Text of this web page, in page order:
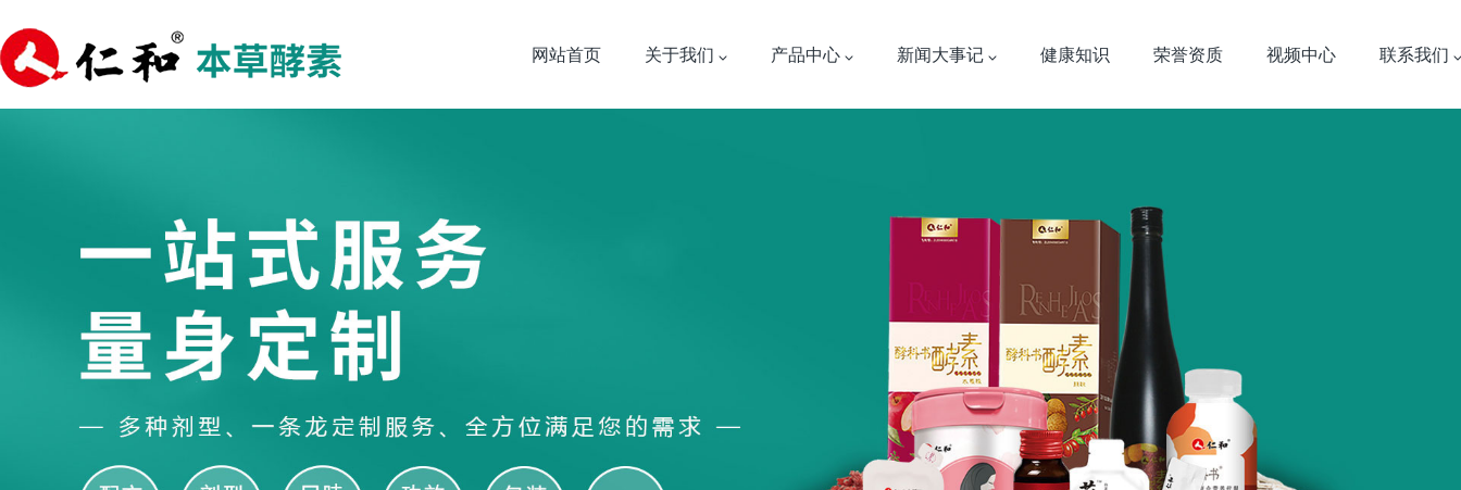
网站首页 关于我们 产品中心 新闻大事记 健康知识 荣誉资质 视频中心 联系我们